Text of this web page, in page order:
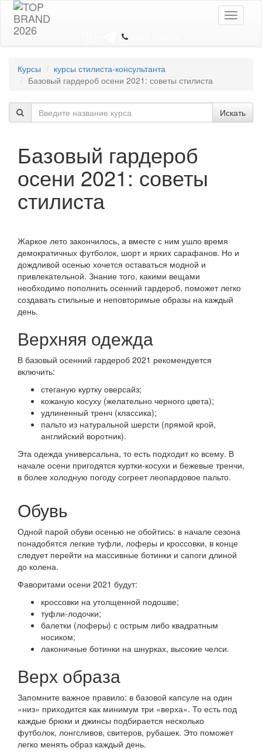
Toggle
Курсы
курсы стилиста-консультанта
Базовый гардероб осени 2021: советы стилиста
Искать
Базовый гардероб
осени 2021: советы
стилиста
Жаркое лето закончилось, а вместе с ним ушло время
демократичных футболок, шорт и ярких сарафанов. Но и
дождливой осенью хочется оставаться модной и
привлекательной. Знание того, какими вещами
необходимо пополнить осенний гардероб, поможет легко
создавать стильные и неповторимые образы на каждый
день.
Верхняя одежда
В базовый осенний гардероб 2021 рекомендуется
включить:
стеганую куртку оверсайз;
кожаную косуху (желательно черного цвета);
удлиненный тренч (классика);
пальто из натуральной шерсти (прямой крой,
английский воротник).
Эта одежда универсальна, то есть подходит ко всему. В
начале осени пригодятся куртки-косухи и бежевые тренчи,
в более холодную погоду согреет леопардовое пальто.
Обувь
Одной парой обуви осенью не обойтись: в начале сезона
понадобятся легкие туфли, лоферы и кроссовки, в конце
следует перейти на массивные ботинки и сапоги длиной
до колена.
Фаворитами осени 2021 будут:
кроссовки на утолщенной подошве;
туфли-лодочки;
балетки (лоферы) с острым либо квадратным
носиком;
лаконичные ботинки на шнурках, высокие челси.
Верх образа
Запомните важное правило: в базовой капсуле на один
«низ» приходится как минимум три «верха». То есть под
каждые брюки и джинсы подбирается несколько
футболок, лонгсливов, свитеров, рубашек. Это поможет
легко менять образ каждый день.